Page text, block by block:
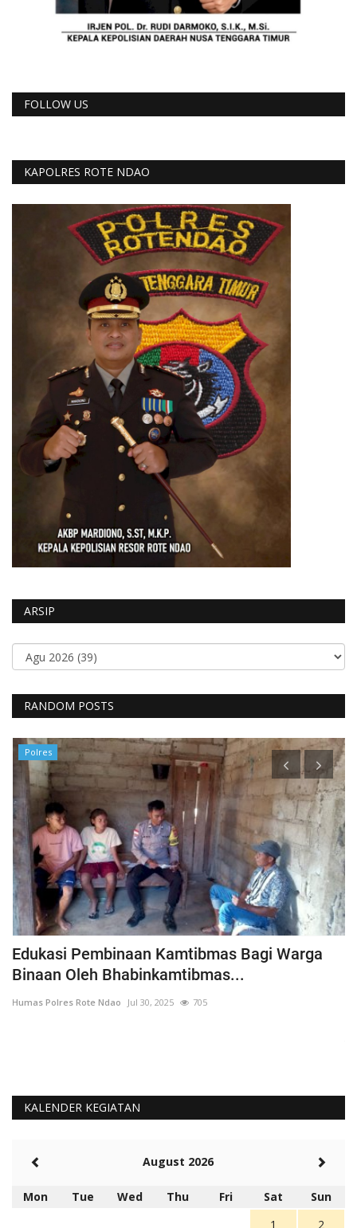
FOLLOW US
KAPOLRES ROTE NDAO
ARSIP
RANDOM POSTS
Polres
Edukasi Pembinaan Kamtibmas Bagi Warga
Binaan Oleh Bhabinkamtibmas...
Humas Polres Rote Ndao Jul 30, 2025 705
KALENDER KEGIATAN
August 2026
Mon Tue Wed Thu Fri Sat
Sun
1
2